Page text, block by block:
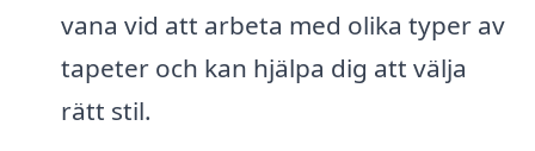
vana vid att arbeta med olika typer av
tapeter och kan hjälpa dig att välja
rätt stil.